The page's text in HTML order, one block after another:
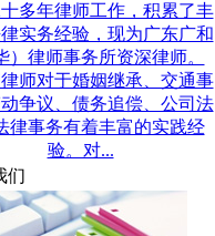
多年律师工作，积累了丰
实务经验，现为广东广和
）律师事务所资深律师。
师对于婚姻继承、交通事
争议、债务追偿、公司法
律事务有着丰富的实践经
验。对...
们